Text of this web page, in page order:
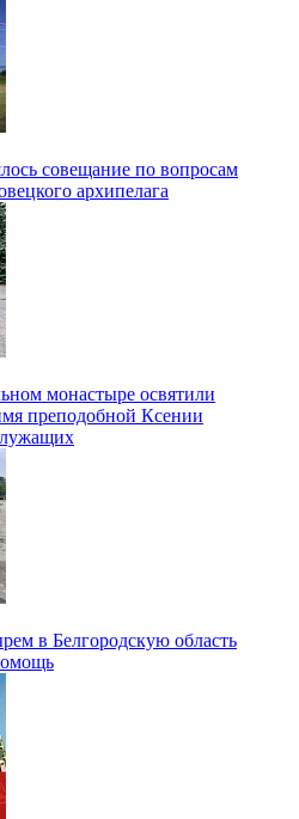
совещание по вопросам
архипелага
монастыре освятили
преподобной Ксении
в Белгородскую область